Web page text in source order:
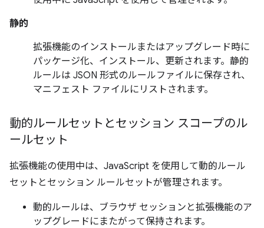
静的
拡張機能のインストールまたはアップグレード時に
パッケージ化、インストール、更新されます。静的
ルールは JSON 形式のルールファイルに保存され、
マニフェスト ファイルにリストされます。
動的ルールセットとセッション スコープのル
ールセット
拡張機能の使用中は、JavaScript を使用して動的ルール
セットとセッション ルールセットが管理されます。
動的ルールは、ブラウザ セッションと拡張機能のア
ップグレードにまたがって保持されます。